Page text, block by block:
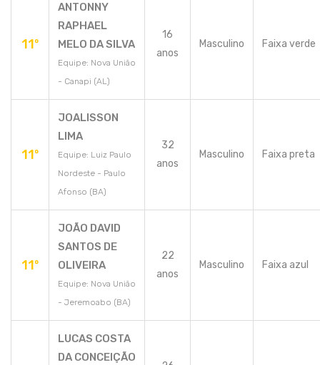
11º
ANTONNY
RAPHAEL
MELO DA SILVA
Equipe: Nova União
- Canapi (AL)
16
anos
Masculino Faixa verde
11º
JOALISSON
LIMA
Equipe: Luiz Paulo
Nordeste - Paulo
Afonso (BA)
32
anos
Masculino Faixa preta
11º
JOÃO DAVID
SANTOS DE
OLIVEIRA
Equipe: Nova União
- Jeremoabo (BA)
22
anos
Masculino Faixa azul
LUCAS COSTA
DA CONCEIÇÃO